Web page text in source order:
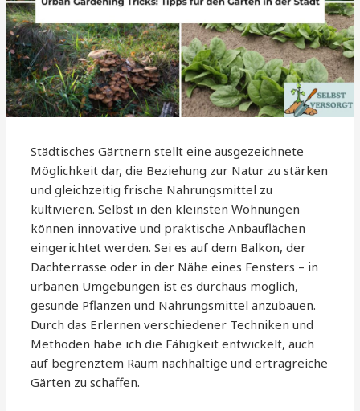
Städtisches Gärtnern stellt eine ausgezeichnete
Möglichkeit dar, die Beziehung zur Natur zu stärken
und gleichzeitig frische Nahrungsmittel zu
kultivieren. Selbst in den kleinsten Wohnungen
können innovative und praktische Anbauflächen
eingerichtet werden. Sei es auf dem Balkon, der
Dachterrasse oder in der Nähe eines Fensters – in
urbanen Umgebungen ist es durchaus möglich,
gesunde Pflanzen und Nahrungsmittel anzubauen.
Durch das Erlernen verschiedener Techniken und
Methoden habe ich die Fähigkeit entwickelt, auch
auf begrenztem Raum nachhaltige und ertragreiche
Gärten zu schaffen.